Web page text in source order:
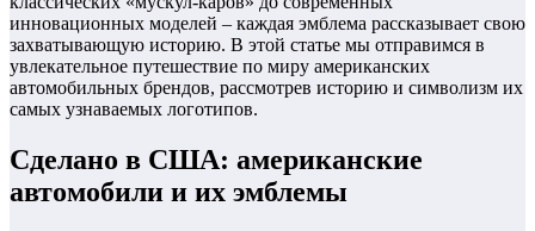
инновационных моделей – каждая эмблема рассказывает свою
захватывающую историю. В этой статье мы отправимся в
увлекательное путешествие по миру американских
автомобильных брендов, рассмотрев историю и символизм их
самых узнаваемых логотипов.
Сделано в США: американские
автомобили и их эмблемы